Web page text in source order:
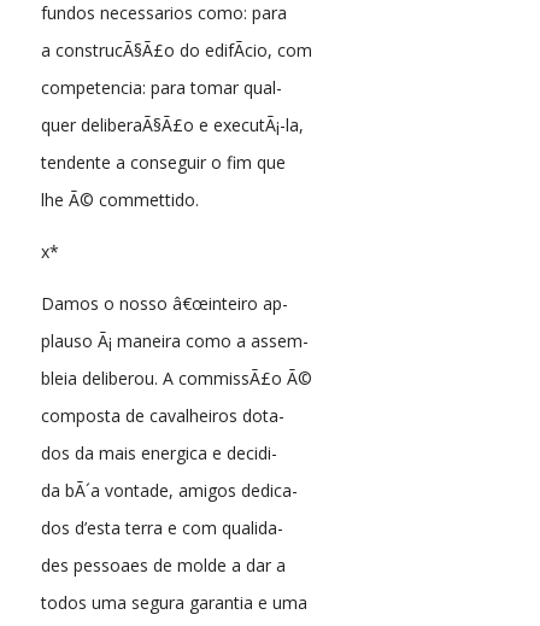
fundos necessarios como: para
a construcÃ§Ã£o do edifÃ­cio, com
competencia: para tomar qual-
quer deliberaÃ§Ã£o e executÃ¡-la,
tendente a conseguir o fim que
lhe Ã© commettido.
x*
Damos o nosso â€œinteiro ap-
plauso Ã¡ maneira como a assem-
bleia deliberou. A commissÃ£o Ã©
composta de cavalheiros dota-
dos da mais energica e decidi-
da bÃ´a vontade, amigos dedica-
dos d’esta terra e com qualida-
des pessoaes de molde a dar a
todos uma segura garantia e uma